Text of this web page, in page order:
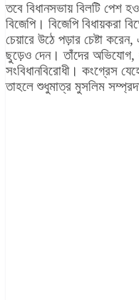
তবে বিধানসভায় বিলটি পেশ
বিজেপি। বিজেপি বিধায়করা
চেয়ারে উঠে পড়ার চেষ্টা
ছুড়েও দেন। তাঁদের অভিযোগ,
সংবিধানবিরোধী। কংগ্রেস
তাহলে শুধুমাত্র মুসলিম